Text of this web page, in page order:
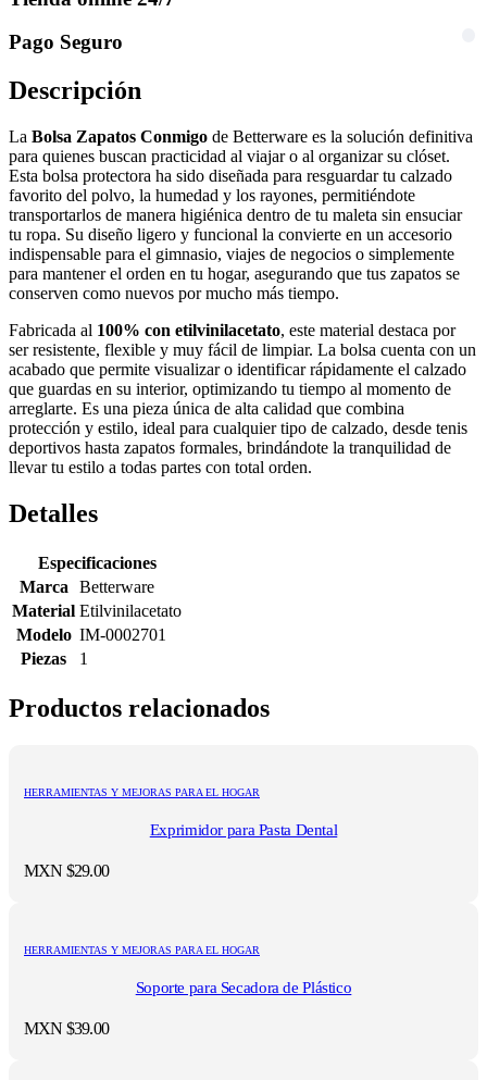
Pago Seguro
Descripción
La Bolsa Zapatos Conmigo de Betterware es la solución definitiva
para quienes buscan practicidad al viajar o al organizar su clóset.
Esta bolsa protectora ha sido diseñada para resguardar tu calzado
favorito del polvo, la humedad y los rayones, permitiéndote
transportarlos de manera higiénica dentro de tu maleta sin ensuciar
tu ropa. Su diseño ligero y funcional la convierte en un accesorio
indispensable para el gimnasio, viajes de negocios o simplemente
para mantener el orden en tu hogar, asegurando que tus zapatos se
conserven como nuevos por mucho más tiempo.
Fabricada al 100% con etilvinilacetato, este material destaca por
ser resistente, flexible y muy fácil de limpiar. La bolsa cuenta con un
acabado que permite visualizar o identificar rápidamente el calzado
que guardas en su interior, optimizando tu tiempo al momento de
arreglarte. Es una pieza única de alta calidad que combina
protección y estilo, ideal para cualquier tipo de calzado, desde tenis
deportivos hasta zapatos formales, brindándote la tranquilidad de
llevar tu estilo a todas partes con total orden.
Detalles
Especificaciones
Marca
Betterware
Material Etilvinilacetato
Modelo IM-0002701
Piezas
1
Productos relacionados
HERRAMIENTAS Y MEJORAS PARA EL HOGAR
Exprimidor para Pasta Dental
MXN $29.00
HERRAMIENTAS Y MEJORAS PARA EL HOGAR
Soporte para Secadora de Plástico
MXN $39.00